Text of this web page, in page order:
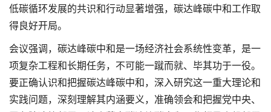
低碳循环发展的共识和行动显著增强，碳达峰碳中和工作取
得良好开局。
会议强调，碳达峰碳中和是一场经济社会系统性变革，是一
项复杂工程和长期任务，不可能一蹴而就、毕其功于一役。
要正确认识和把握碳达峰碳中和，深入研究这一重大理论和
实践问题，深刻理解其内涵要义，准确领会和把握党中央、